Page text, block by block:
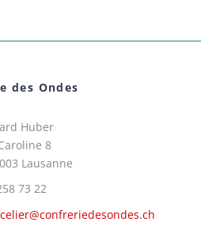
des Ondes
Huber
8
Lausanne
73 22